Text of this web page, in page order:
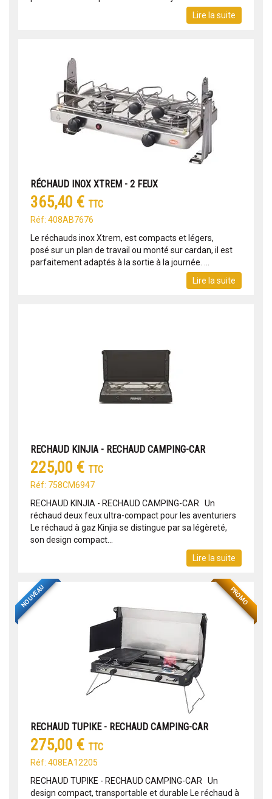
Lire la suite
RÉCHAUD INOX XTREM - 2 FEUX
365,40 € TTC
Réf: 408AB7676
Le réchauds inox Xtrem, est compacts et légers,
posé sur un plan de travail ou monté sur cardan, il est
parfaitement adaptés à la sortie à la journée. ...
Lire la suite
RECHAUD KINJIA - RECHAUD CAMPING-CAR
225,00 € TTC
Réf: 758CM6947
RECHAUD KINJIA - RECHAUD CAMPING-CAR Un
réchaud deux feux ultra-compact pour les aventuriers
Le réchaud à gaz Kinjia se distingue par sa légèreté,
son design compact...
Lire la suite
PROMO
NOUVEAU
RECHAUD TUPIKE - RECHAUD CAMPING-CAR
275,00 € TTC
Réf: 408EA12205
RECHAUD TUPIKE - RECHAUD CAMPING-CAR Un
design compact, transportable et durable Le réchaud à